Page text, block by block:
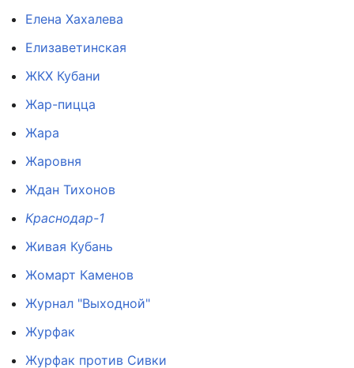
Елена Хахалева
Елизаветинская
ЖКХ Кубани
Жар-пицца
Жара
Жаровня
Ждан Тихонов
Краснодар-1
Живая Кубань
Жомарт Каменов
Журнал "Выходной"
Журфак
Журфак против Сивки